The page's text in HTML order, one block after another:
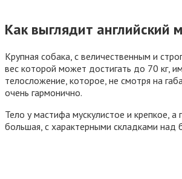
Как выглядит английский
Крупная собака, с величественным и
вес которой может достигать до 70 кг,
телосложение, которое, не смотря на
очень гармонично.
Тело у мастифа мускулистое и крепкое, а
большая, с характерными складками над